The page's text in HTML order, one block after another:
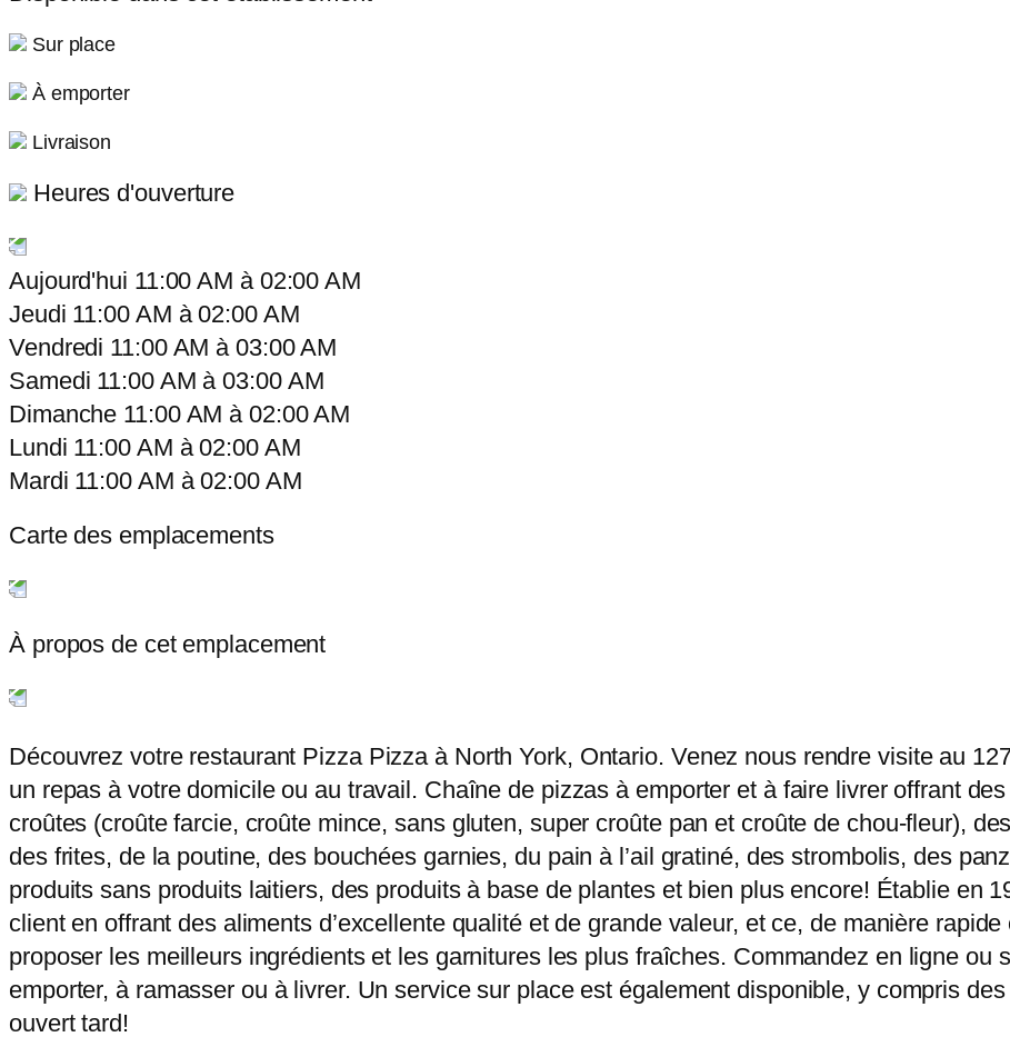
Sur place
À emporter
Livraison
Heures d'ouverture
Aujourd'hui 11:00 AM à02:00 AM
Jeudi 11:00 AM à02:00 AM
Vendredi 11:00 AM à03:00 AM
Samedi 11:00 AM à03:00 AM
Dimanche 11:00 AM à02:00 AM
Lundi 11:00 AM à02:00 AM
Mardi 11:00 AM à02:00 AM
Carte des emplacements
À propos de cet emplacement
Découvrez votre restaurant Pizza Pizza à North York, Ontario. Venez nous rendre visite au
un repas à votre domicile ou au travail. Chaîne de pizzas à emporter et à faire livrer offrant
croûtes (croûte farcie, croûte mince, sans gluten, super croûte pan et croûte de chou-fleur),
des frites, de la poutine, des bouchées garnies, du pain à l’ail gratiné, des strombolis, des
produits sans produits laitiers, des produits à base de plantes et bien plus encore! Établie en
client en offrant des aliments d’excellente qualité et de grande valeur, et ce, de manière
proposer les meilleurs ingrédients et les garnitures les plus fraîches. Commandez en ligne ou
emporter, à ramasser ou à livrer. Un service sur place est également disponible, y compris
ouvert tard!